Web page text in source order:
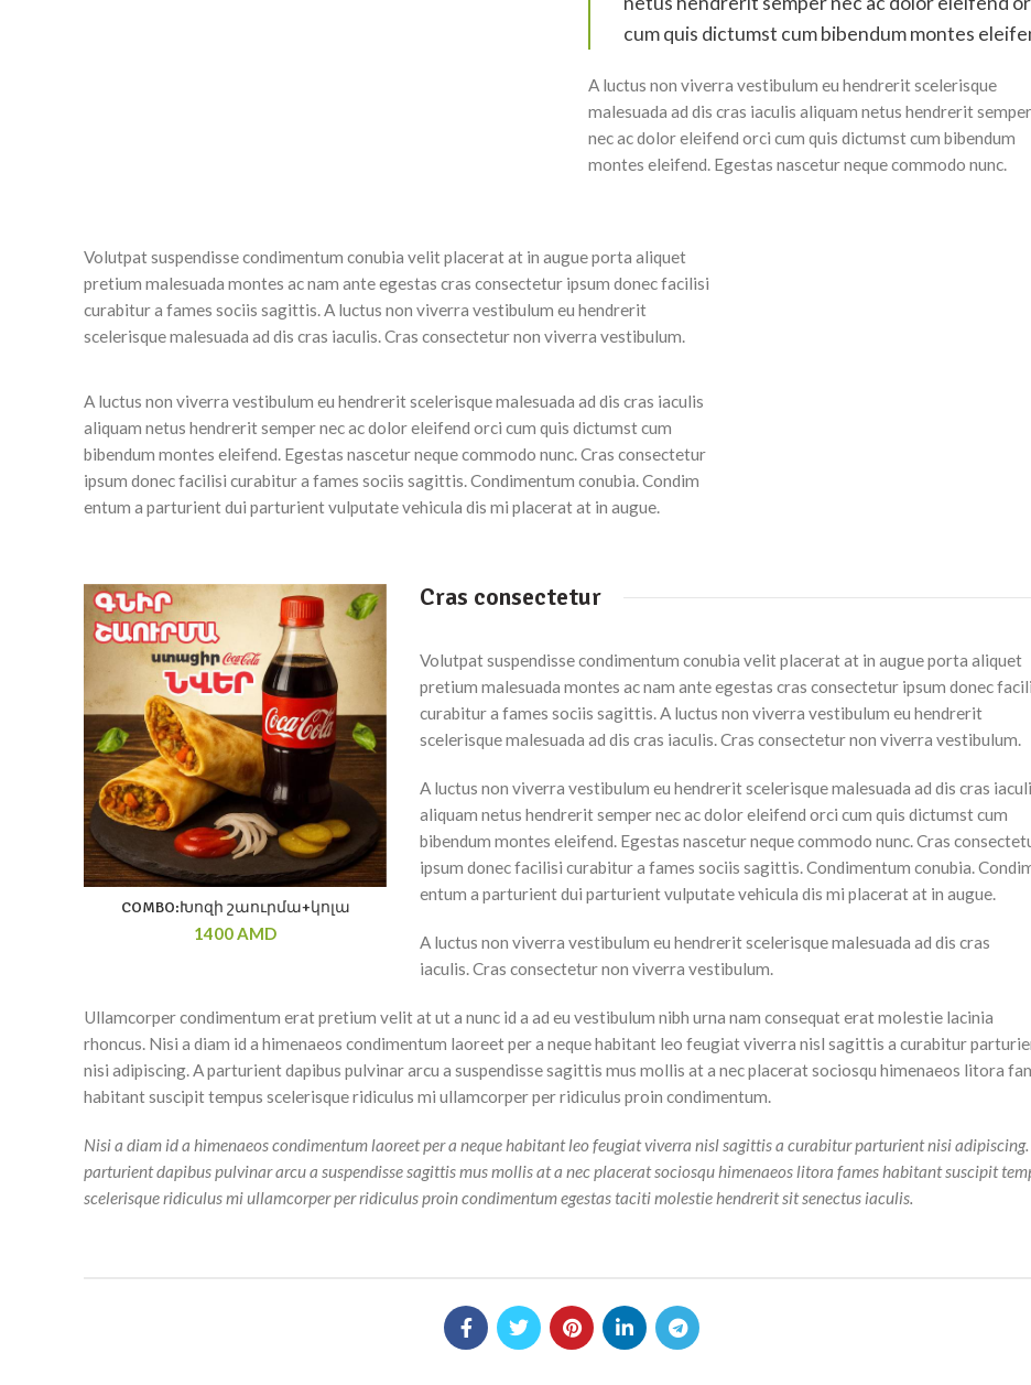
cum quis dictumst cum bibendum montes
A luctus non viverra vestibulum eu hendrerit scelerisque
malesuada ad dis cras iaculis aliquam netus hendrerit semper
nec ac dolor eleifend orci cum quis dictumst cum bibendum
montes eleifend. Egestas nascetur neque commodo nunc.
Volutpat suspendisse condimentum conubia velit placerat at in augue porta aliquet
pretium malesuada montes ac nam ante egestas cras consectetur ipsum donec facilisi
curabitur a fames sociis sagittis. A luctus non viverra vestibulum eu hendrerit
scelerisque malesuada ad dis cras iaculis. Cras consectetur non viverra vestibulum.
A luctus non viverra vestibulum eu hendrerit scelerisque malesuada ad dis cras iaculis
aliquam netus hendrerit semper nec ac dolor eleifend orci cum quis dictumst cum
bibendum montes eleifend. Egestas nascetur neque commodo nunc. Cras consectetur
ipsum donec facilisi curabitur a fames sociis sagittis. Condimentum conubia. Condim
entum a parturient dui parturient vulputate vehicula dis mi placerat at in augue.
COMBO:Խոզի շաուրմա+կոլա
1400AMD
Cras consectetur
Volutpat suspendisse condimentum conubia velit placerat at in augue porta aliquet
pretium malesuada montes ac nam ante egestas cras consectetur ipsum donec
curabitur a fames sociis sagittis. A luctus non viverra vestibulum eu hendrerit
scelerisque malesuada ad dis cras iaculis. Cras consectetur non viverra vestibulum.
A luctus non viverra vestibulum eu hendrerit scelerisque malesuada ad dis cras
aliquam netus hendrerit semper nec ac dolor eleifend orci cum quis dictumst cum
bibendum montes eleifend. Egestas nascetur neque commodo nunc. Cras
ipsum donec facilisi curabitur a fames sociis sagittis. Condimentum conubia.
entum a parturient dui parturient vulputate vehicula dis mi placerat at in augue.
A luctus non viverra vestibulum eu hendrerit scelerisque malesuada ad dis cras
iaculis. Cras consectetur non viverra vestibulum.
Ullamcorper condimentum erat pretium velit at ut a nunc id a ad eu vestibulum nibh urna nam consequat erat molestie lacinia
rhoncus. Nisi a diam id a himenaeos condimentum laoreet per a neque habitant leo feugiat viverra nisl sagittis a curabitur
nisi adipiscing. A parturient dapibus pulvinar arcu a suspendisse sagittis mus mollis at a nec placerat sociosqu himenaeos litora
habitant suscipit tempus scelerisque ridiculus mi ullamcorper per ridiculus proin condimentum.
Nisi a diam id a himenaeos condimentum laoreet per a neque habitant leo feugiat viverra nisl sagittis a curabitur parturient nisi adipiscing.
parturient dapibus pulvinar arcu a suspendisse sagittis mus mollis at a nec placerat sociosqu himenaeos litora fames habitant suscipit
scelerisque ridiculus mi ullamcorper per ridiculus proin condimentum egestas taciti molestie hendrerit sit senectus iaculis.